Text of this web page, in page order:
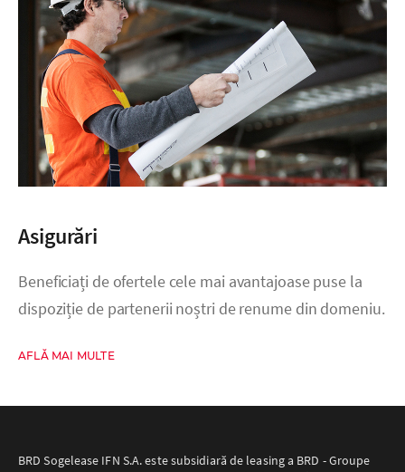
Asigurări
Beneficiați de ofertele cele mai avantajoase puse la
dispoziție de partenerii noștri de renume din domeniu.
AFLĂ MAI MULTE
BRD Sogelease IFN S.A. este subsidiară de leasing a BRD - Groupe